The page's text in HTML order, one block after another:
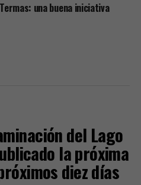
una buena iniciativa
del Lago
la próxima
diez días